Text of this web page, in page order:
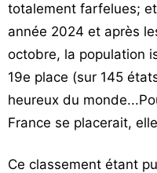
totalement farfelues;
année 2024 et après
octobre, la population
19e place (sur 145
heureux du
France se placerait,
Ce classement étant